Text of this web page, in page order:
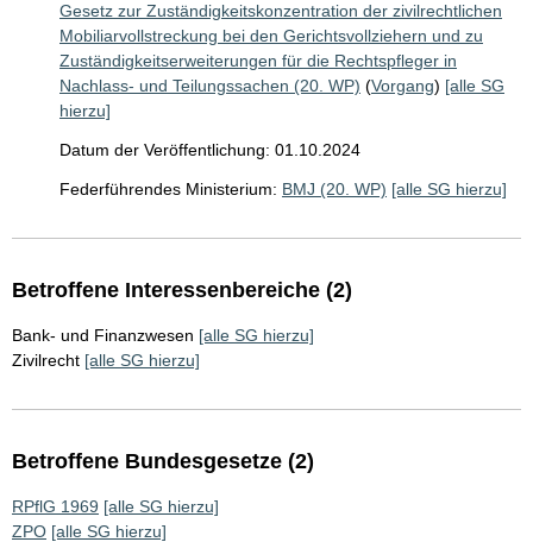
Gesetz zur Zuständigkeitskonzentration der zivilrechtlichen
Mobiliarvollstreckung bei den Gerichtsvollziehern und zu
Zuständigkeitserweiterungen für die Rechtspfleger in
Nachlass- und Teilungssachen (20. WP) (Vorgang) [alle SG
hierzu]
Datum der Veröffentlichung: 01.10.2024
Federführendes Ministerium: BMJ (20. WP) [alle SG hierzu]
Betroffene Interessenbereiche (2)
Bank- und Finanzwesen [alle SG hierzu]
Zivilrecht [alle SG hierzu]
Betroffene Bundesgesetze (2)
RPflG 1969 [alle SG hierzu]
ZPO [alle SG hierzu]